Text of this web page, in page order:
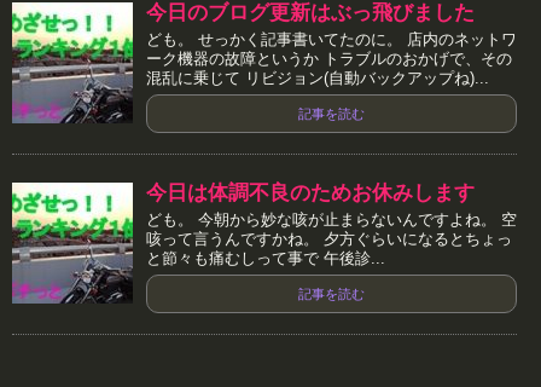
今日のブログ更新はぶっ飛びました
ども。 せっかく記事書いてたのに。 店内のネットワ
ーク機器の故障というか トラブルのおかげで、その
混乱に乗じて リビジョン(自動バックアップね)...
記事を読む
今日は体調不良のためお休みします
ども。 今朝から妙な咳が止まらないんですよね。 空
咳って言うんですかね。 夕方ぐらいになるとちょっ
と節々も痛むしって事で 午後診...
記事を読む